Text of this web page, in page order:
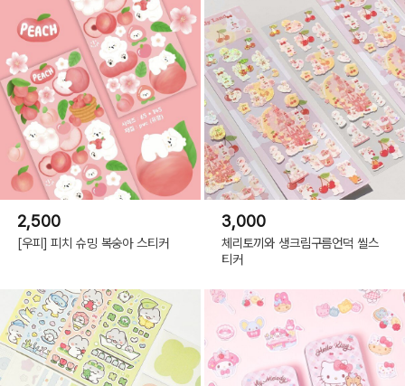
2,500
[우피] 피치 슈밍 복숭아 스티커
3,000
체리토끼와 생크림구름언덕 씰스
티커